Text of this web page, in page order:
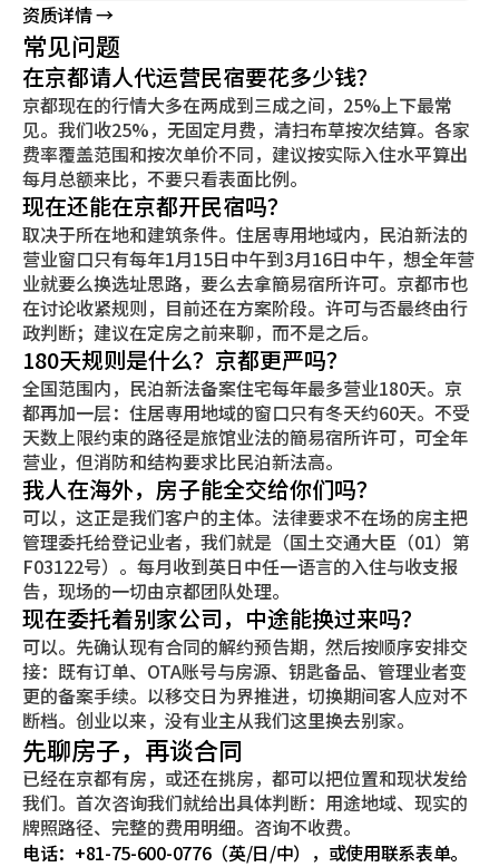
资质详情 →
常见问题
在京都请人代运营民宿要花多少钱？
京都现在的行情大多在两成到三成之间，25%上下最常
见。我们收25%，无固定月费，清扫布草按次结算。各家
费率覆盖范围和按次单价不同，建议按实际入住水平算出
每月总额来比，不要只看表面比例。
现在还能在京都开民宿吗？
取决于所在地和建筑条件。住居専用地域内，民泊新法的
营业窗口只有每年1月15日中午到3月16日中午，想全年营
业就要么换选址思路，要么去拿簡易宿所许可。京都市也
在讨论收紧规则，目前还在方案阶段。许可与否最终由行
政判断；建议在定房之前来聊，而不是之后。
180天规则是什么？京都更严吗？
全国范围内，民泊新法备案住宅每年最多营业180天。京
都再加一层：住居専用地域的窗口只有冬天约60天。不受
天数上限约束的路径是旅馆业法的簡易宿所许可，可全年
营业，但消防和结构要求比民泊新法高。
我人在海外，房子能全交给你们吗？
可以，这正是我们客户的主体。法律要求不在场的房主把
管理委托给登记业者，我们就是（国土交通大臣（01）第
F03122号）。每月收到英日中任一语言的入住与收支报
告，现场的一切由京都团队处理。
现在委托着别家公司，中途能换过来吗？
可以。先确认现有合同的解约预告期，然后按顺序安排交
接：既有订单、OTA账号与房源、钥匙备品、管理业者变
更的备案手续。以移交日为界推进，切换期间客人应对不
断档。创业以来，没有业主从我们这里换去别家。
先聊房子，再谈合同
已经在京都有房，或还在挑房，都可以把位置和现状发给
我们。首次咨询我们就给出具体判断：用途地域、现实的
牌照路径、完整的费用明细。咨询不收费。
电话：+81-75-600-0776（英/日/中），或使用联系表单。